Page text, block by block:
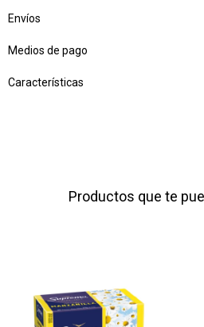
Envíos
Medios de pago
Características
Productos que te